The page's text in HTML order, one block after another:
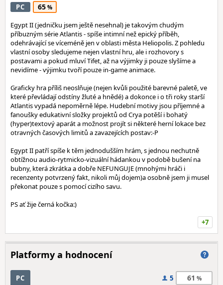
PC 65
Egypt II (jedničku jsem ještě nesehnal) je takovým chudým
příbuzným série Atlantis - spíše intimní než epický příběh,
odehrávající se víceméně jen v oblasti města Heliopolis. Z pohledu
vlastní osoby sledujeme nejen vlastní hru, ale i rozhovory s
postavami a pokud mluví Tifet, až na výjimky ji pouze slyšíme a
nevidíme - výjimku tvoří pouze in-game animace.
Graficky hra příliš neoslňuje (nejen kvůli použité barevné paletě, ve
které převládají odstíny žluté a hnědé) a dokonce i o tři roky starší
Atlantis vypadá nepoměrně lépe. Hudební motivy jsou příjemné a
fanoušky edukativní složky projektů od Crya potěší i bohatý
(hyper)textový aparát a možnost projít si některé herní lokace bez
otravných časových limitů a zavazejících postav:-P
Egypt II patří spíše k těm jednodušším hrám, s jednou nechutně
obtížnou audio-rytmicko-vizuální hádankou v podobě bušení na
bubny, která zkrátka a dobře NEFUNGUJE (mnohými hráči i
recenzenty potvrzený fakt, nikoli můj dojem)a osobně jsem ji musel
překonat pouze s pomocí cizího savu.
PS ať žije černá kočka:)
+7
Platformy a hodnocení
PC 5 61